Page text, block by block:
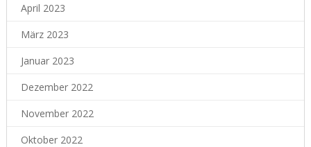
April 2023
März 2023
Januar 2023
Dezember 2022
November 2022
Oktober 2022